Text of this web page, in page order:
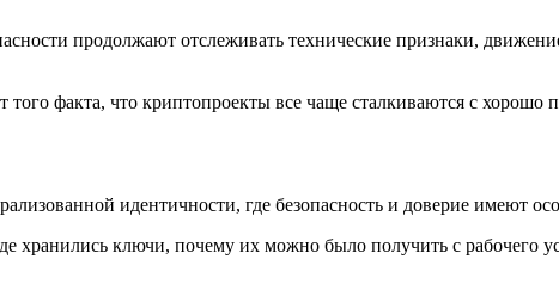
продолжают отслеживать технические признаки,
факта, что криптопроекты все чаще сталкиваются с хорошо
идентичности, где безопасность и доверие имеют
хранились ключи, почему их можно было получить с рабочего